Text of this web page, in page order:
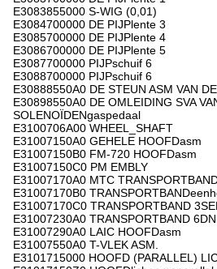
E3083855000 S-WIG (0,01)
E3084700000 DE PIJPlente 3
E3085700000 DE PIJPlente 4
E3086700000 DE PIJPlente 5
E3087700000 PIJPschuif 6
E3088700000 PIJPschuif 6
E30888550A0 DE STEUN ASM VAN
E30898550A0 DE OMLEIDING SVA
SOLENOÏDENgaspedaal
E3100706A00 WHEEL_SHAFT
E31007150A0 GEHELE HOOFDasm
E31007150B0 FM-720 HOOFDasm
E31007150C0 PM EMBLY
E31007170A0 MTC
E31007170B0
E31007170C0 TRANSPORTBAND
E31007230A0 TRANSPORTBAND
E31007290A0 LAIC HOOFDasm
E31007550A0 T-VLEK ASM.
E3101715000 HOOFD (PARALLEL)